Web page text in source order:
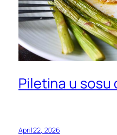
Piletina u sosu
April 22, 2026